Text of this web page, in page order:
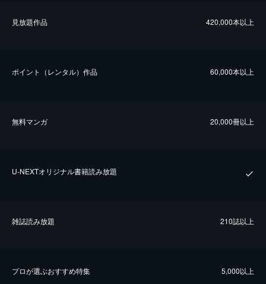
⾒放題作品 420,000本以上
ポイント（レンタル）作品 60,000本以上
無料マンガ 20,000冊以上
U-NEXTオリジナル書籍読み放題
雑誌読み放題 210誌以上
プロが選ぶおすすめ特集 5,000以上